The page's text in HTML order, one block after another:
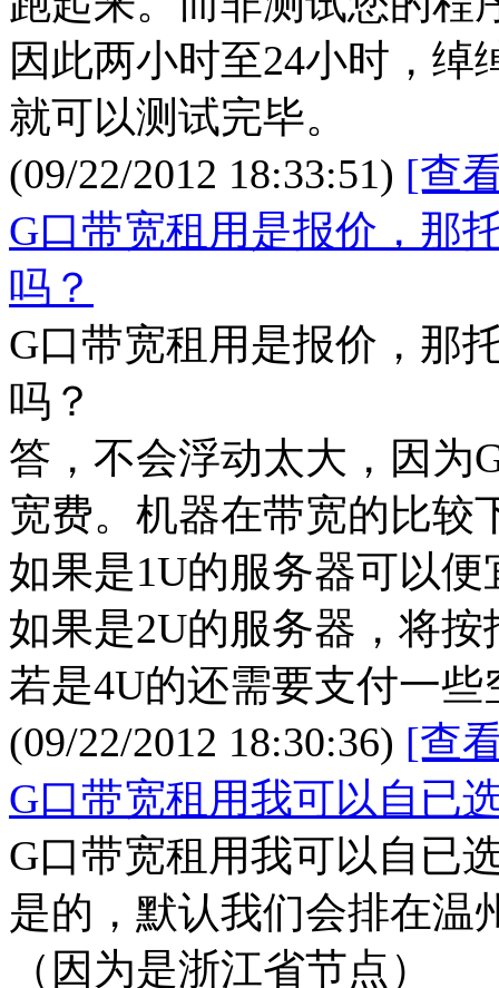
因此两小时至24小时，绰
就可以测试完毕。
(09/22/2012 18:33:51) [查
G口带宽租用是报价，那
吗？
G口带宽租用是报价，那
吗？
答，不会浮动太大，因为
宽费。机器在带宽的比较
如果是1U的服务器可以便
如果是2U的服务器，将按
若是4U的还需要支付一些
(09/22/2012 18:30:36) [查
G口带宽租用我可以自已
G口带宽租用我可以自已
是的，默认我们会排在温
（因为是浙江省节点）